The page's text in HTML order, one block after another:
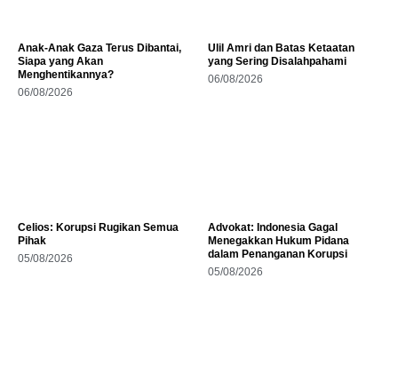
Anak-Anak Gaza Terus Dibantai,
Siapa yang Akan
Menghentikannya?
06/08/2026
Ulil Amri dan Batas Ketaatan
yang Sering Disalahpahami
06/08/2026
Celios: Korupsi Rugikan Semua
Pihak
05/08/2026
Advokat: Indonesia Gagal
Menegakkan Hukum Pidana
dalam Penanganan Korupsi
05/08/2026